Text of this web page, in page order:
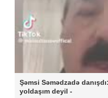
Şəmsi Səmədzadə
yoldaşım deyil -